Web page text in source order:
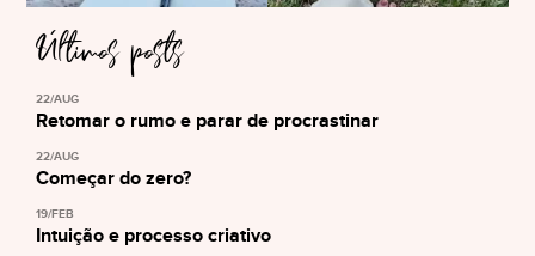
Últimos posts
22/AUG
Retomar o rumo e parar de procrastinar
22/AUG
Começar do zero?
19/FEB
Intuição e processo criativo